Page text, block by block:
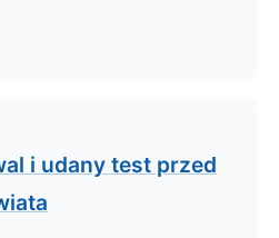
i udany test przed